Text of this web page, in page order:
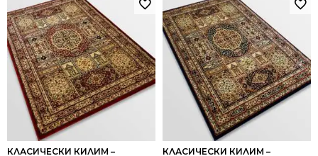
КЛАСИЧЕСКИ КИЛИМ –
КЛАСИЧЕСКИ КИЛИМ –